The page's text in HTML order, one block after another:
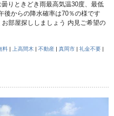
りときどき雨最高気温30度、最低
からの降水確率は70％の様です
部屋探ししましょう 内見ご希望の
料 | 上高間木 |不動産 |真岡市 |礼金不要 |